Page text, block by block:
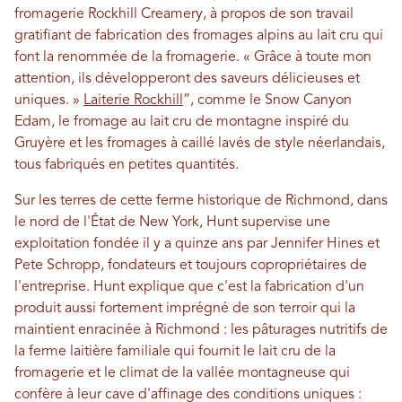
fromagerie Rockhill Creamery, à propos de son travail
gratifiant de fabrication des fromages alpins au lait cru qui
font la renommée de la fromagerie. « Grâce à toute mon
attention, ils développeront des saveurs délicieuses et
uniques. » Laiterie Rockhill ”, comme le Snow Canyon
Edam, le fromage au lait cru de montagne inspiré du
Gruyère et les fromages à caillé lavés de style néerlandais,
tous fabriqués en petites quantités.
Sur les terres de cette ferme historique de Richmond, dans
le nord de l'État de New York, Hunt supervise une
exploitation fondée il y a quinze ans par Jennifer Hines et
Pete Schropp, fondateurs et toujours copropriétaires de
l'entreprise. Hunt explique que c'est la fabrication d'un
produit aussi fortement imprégné de son terroir qui la
maintient enracinée à Richmond : les pâturages nutritifs de
la ferme laitière familiale qui fournit le lait cru de la
fromagerie et le climat de la vallée montagneuse qui
confère à leur cave d'affinage des conditions uniques :